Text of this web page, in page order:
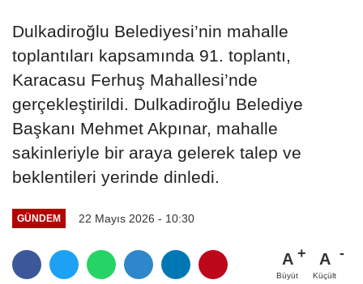
Dulkadiroğlu Belediyesi’nin mahalle
toplantıları kapsamında 91. toplantı,
Karacasu Ferhuş Mahallesi’nde
gerçekleştirildi. Dulkadiroğlu Belediye
Başkanı Mehmet Akpınar, mahalle
sakinleriyle bir araya gelerek talep ve
beklentileri yerinde dinledi.
GÜNDEM 22 Mayıs 2026 - 10:30
A
Büyüt
A
Küçült